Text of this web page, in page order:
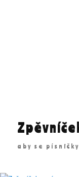
aby se